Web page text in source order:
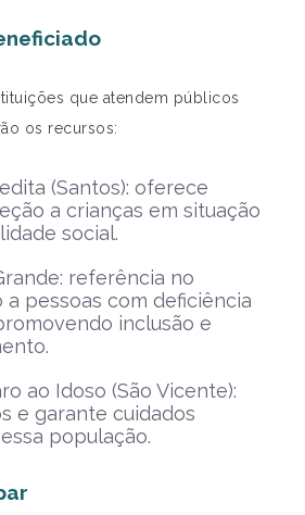
que atendem públicos
os recursos:
(Santos): oferece
a crianças em situação
social.
referência no
pessoas com deficiência
inclusão e
ao Idoso (São Vicente):
e garante cuidados
população.